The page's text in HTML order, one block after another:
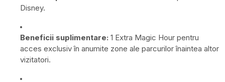
Disney.
Beneficii suplimentare: 1 Extra Magic Hour pentru
acces exclusiv în anumite zone ale parcurilor înaintea altor
vizitatori.